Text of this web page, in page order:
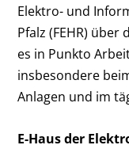
Elektro- und
Pfalz (FEHR)
es in Punkto
insbesondere
Anlagen und im
E-Haus der